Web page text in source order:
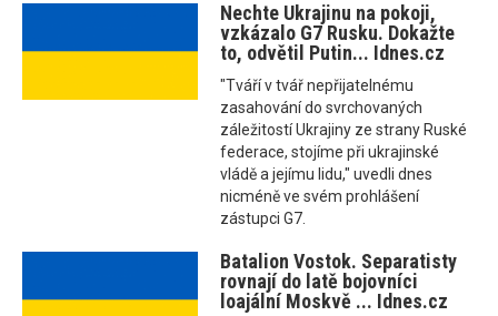
Nechte Ukrajinu na pokoji,
vzkázalo G7 Rusku. Dokažte
to, odvětil Putin... Idnes.cz
"Tváří v tvář nepřijatelnému
zasahování do svrchovaných
záležitostí Ukrajiny ze strany Ruské
federace, stojíme při ukrajinské
vládě a jejímu lidu," uvedli dnes
nicméně ve svém prohlášení
zástupci G7.
Batalion Vostok. Separatisty
rovnají do latě bojovníci
loajální Moskvě ... Idnes.cz